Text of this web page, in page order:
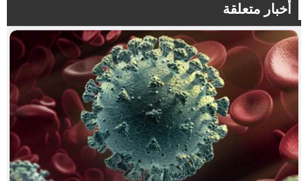
أخبار متعلقة